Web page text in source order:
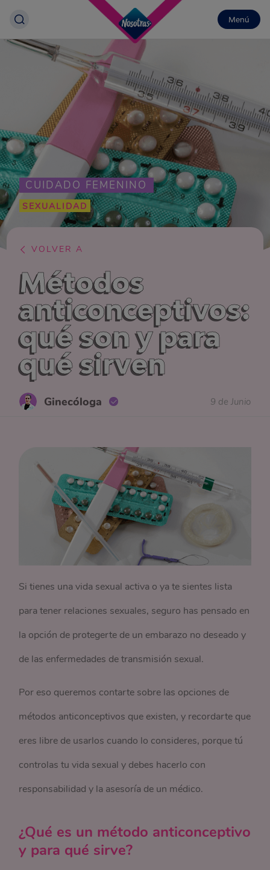
Menú
CUIDADO FEMENINO
SEXUALIDAD
VOLVER A
Métodos
anticonceptivos:
qué son y para
qué sirven
Ginecóloga 9 de Junio
Si tienes una vida sexual activa o ya te sientes lista
para tener relaciones sexuales, seguro has pensado en
la opción de protegerte de un embarazo no deseado y
de las enfermedades de transmisión sexual.
Por eso queremos contarte sobre las opciones de
métodos anticonceptivos que existen, y recordarte que
eres libre de usarlos cuando lo consideres, porque tú
controlas tu vida sexual y debes hacerlo con
responsabilidad y la asesoría de un médico.
¿Qué es un método anticonceptivo
y para qué sirve?